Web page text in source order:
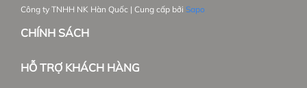
Công ty TNHH NK Hàn Quốc | Cung cấp bởi Sapo
CHÍNH SÁCH
HỖ TRỢ KHÁCH HÀNG